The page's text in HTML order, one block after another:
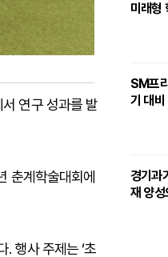
연구 성과를 발
춘계학술대회에
행사 주제는 ‘초
미래형
SM프
기 대
경기과
재 양성